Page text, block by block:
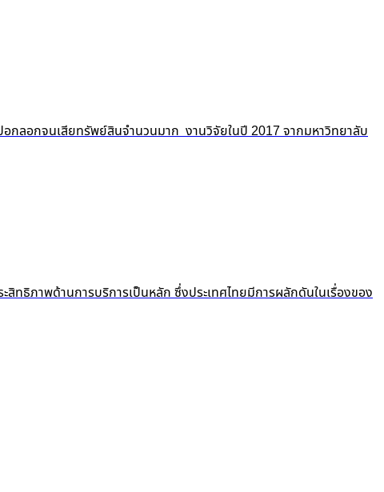
อกลอกจนเสียทรัพย์สินจำนวนมาก งานวิจัยในปี 2017 จากมหาวิทยาลับ
ทธิภาพด้านการบริการเป็นหลัก ซึ่งประเทศไทยมีการผลักดันในเรื่องของ